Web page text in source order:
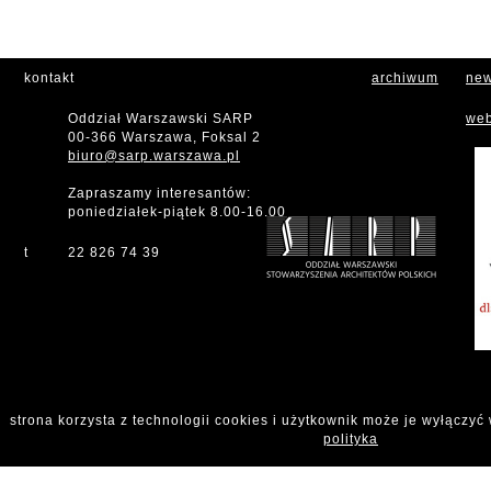
kontakt
Oddział Warszawski SARP
00-366 Warszawa, Foksal 2
biuro@sarp.warszawa.pl
Zapraszamy interesantów:
poniedziałek-piątek 8.00-16.00
t 22 826 74 39
archiwum
strona korzysta z technologii cookies i użytkownik może je
polityka